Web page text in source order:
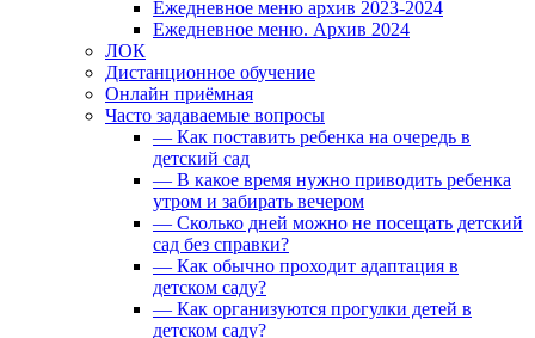
Ежедневное меню архив 2023-2024
Ежедневное меню. Архив 2024
ЛОК
Дистанционное обучение
Онлайн приёмная
Часто задаваемые вопросы
— Как поставить ребенка на очередь в
детский сад
— В какое время нужно приводить ребенка
утром и забирать вечером
— Сколько дней можно не посещать детский
сад без справки?
— Как обычно проходит адаптация в
детском саду?
— Как организуются прогулки детей в
детском саду?